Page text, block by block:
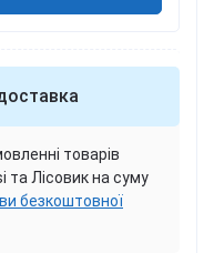
товарів
та Лісовик на суму
безкоштовної